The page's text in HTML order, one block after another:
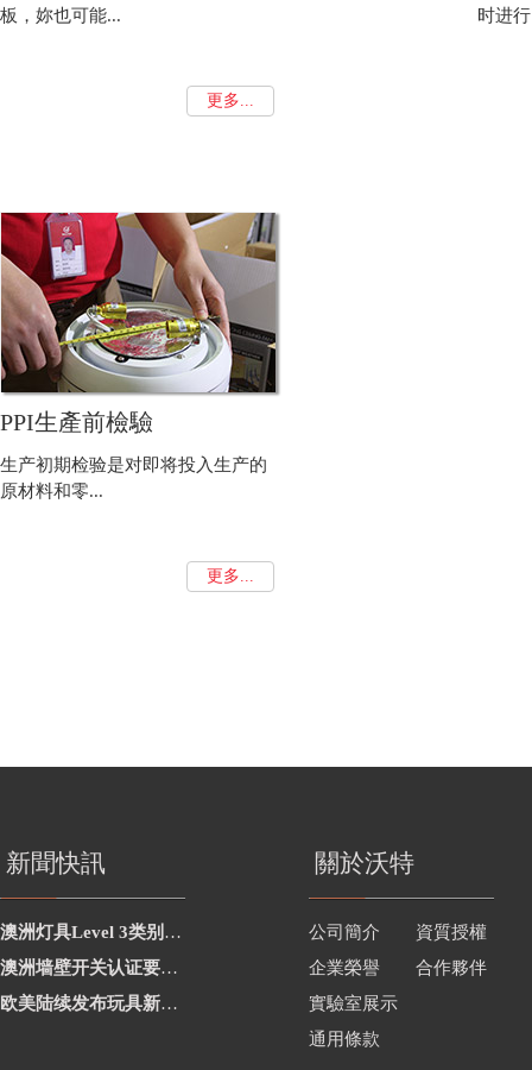
板，妳也可能...
更多...
时进
PPI生產前檢驗
生产初期检验是对即将投入生产的
原材料和零...
更多...
新聞快訊
澳洲灯具Level 3类别新增2项
澳洲墙壁开关认证要求修订
欧美陆续发布玩具新要求
關於沃特
公司簡介
資質授權
企業榮譽
合作夥伴
實驗室展示
通用條款